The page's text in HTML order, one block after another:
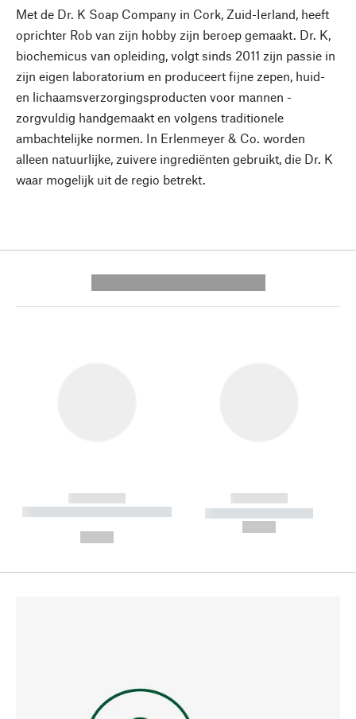
Met de Dr. K Soap Company in Cork, Zuid-Ierland, heeft
oprichter Rob van zijn hobby zijn beroep gemaakt. Dr. K,
biochemicus van opleiding, volgt sinds 2011 zijn passie in
zijn eigen laboratorium en produceert fijne zepen, huid-
en lichaamsverzorgingsproducten voor mannen -
zorgvuldig handgemaakt en volgens traditionele
ambachtelijke normen. In Erlenmeyer & Co. worden
alleen natuurlijke, zuivere ingrediënten gebruikt, die Dr. K
waar mogelijk uit de regio betrekt.
------------
----------- ----------- --------
------------
----------- -----------